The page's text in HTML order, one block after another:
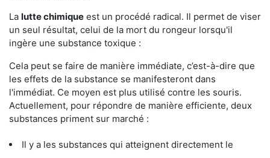
La lutte chimique est un procédé radical. Il permet de viser
un seul résultat, celui de la mort du rongeur lorsqu'il
ingère une substance toxique :
Cela peut se faire de manière immédiate, c’est-à-dire que
les effets de la substance se manifesteront dans
l'immédiat. Ce moyen est plus utilisé contre les souris.
Actuellement, pour répondre de manière efficiente, deux
substances priment sur marché :
Il y a les substances qui atteignent directement le